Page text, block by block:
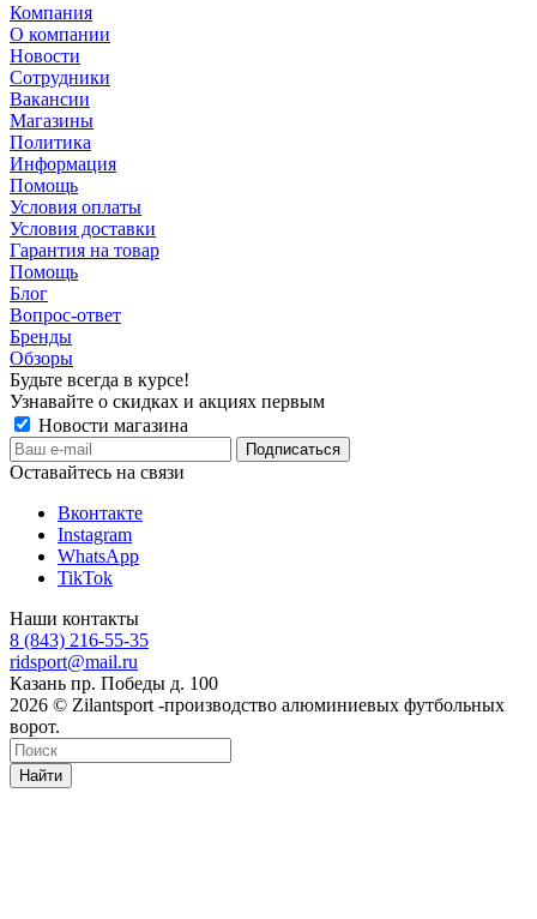
Компания
О компании
Новости
Сотрудники
Вакансии
Магазины
Политика
Информация
Помощь
Условия оплаты
Условия доставки
Гарантия на товар
Помощь
Блог
Вопрос-ответ
Бренды
Обзоры
Будьте всегда в курсе!
Узнавайте о скидках и акциях первым
Новости магазина
Оставайтесь на связи
Вконтакте
Instagram
WhatsApp
TikTok
Наши контакты
8 (843) 216-55-35
ridsport@mail.ru
Казань пр. Победы д. 100
2026 © Zilantsport -производство алюминиевых футбольных
ворот.
Найти